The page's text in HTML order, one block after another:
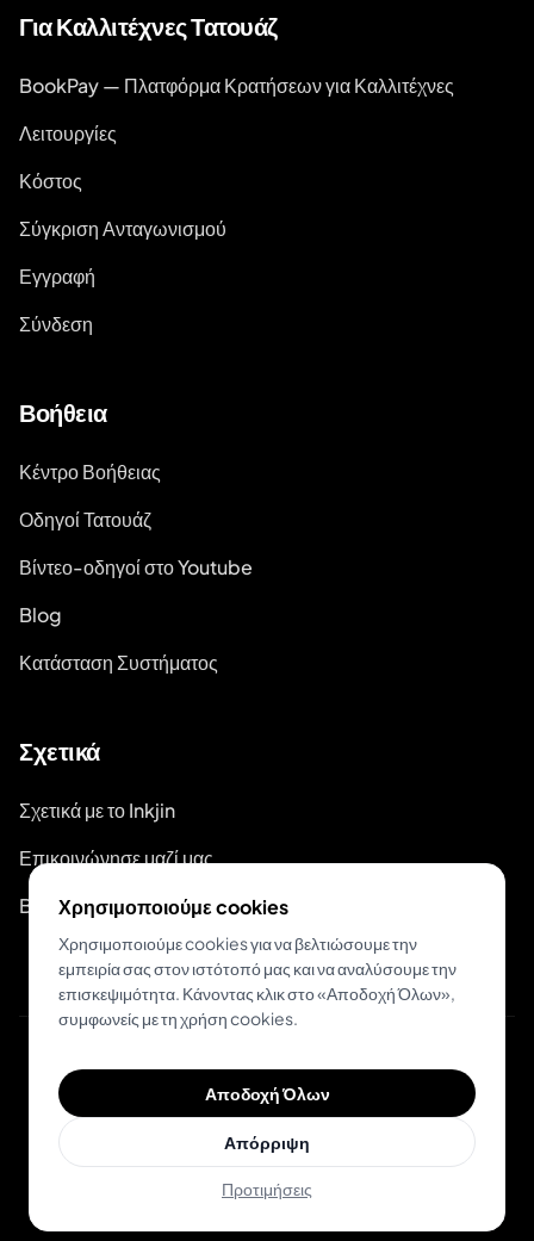
Για Καλλιτέχνες Τατουάζ
BookPay — Πλατφόρμα Κρατήσεων για Καλλιτέχνες
Λειτουργίες
Κόστος
Σύγκριση Ανταγωνισμού
Εγγραφή
Σύνδεση
Βοήθεια
Κέντρο Βοήθειας
Οδηγοί Τατουάζ
Βίντεο-οδηγοί στο Youtube
Blog
Κατάσταση Συστήματος
Σχετικά
Σχετικά με το Inkjin
Επικοινώνησε μαζί μας
Branding Kit
© 2026 Inkjin
Πολιτική ΑπορρήτουΌροι Χρήσης
Χρησιμοποιούμε cookies
Χρησιμοποιούμε cookies για να βελτιώσουμε την
εμπειρία σας στον ιστότοπό μας και να αναλύσουμε την
επισκεψιμότητα. Κάνοντας κλικ στο «Αποδοχή Όλων»,
συμφωνείς με τη χρήση cookies.
Αποδοχή Όλων
Απόρριψη
Προτιμήσεις